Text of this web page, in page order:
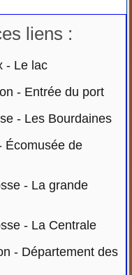
liens :
- Le lac
- Entrée du port
- Les Bourdaines
Écomusée de
- La grande
- La Centrale
- Département des